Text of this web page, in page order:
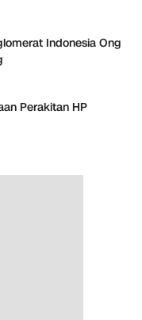
Indonesia Ong
Perakitan HP